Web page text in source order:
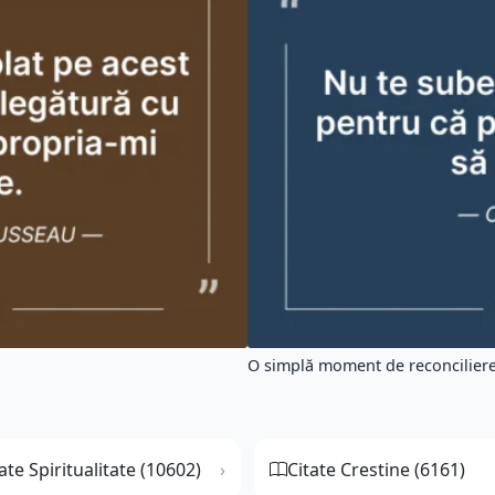
O simplă moment de
Spiritualitate (10602) Citate Crestine (6161)